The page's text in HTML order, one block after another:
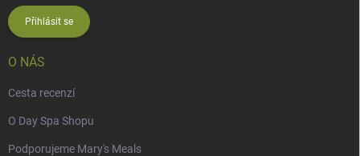
Přihlásit se
O NÁS
Cesta recenzí
O Day Spa Shopu
Podporujeme Mary's Meals